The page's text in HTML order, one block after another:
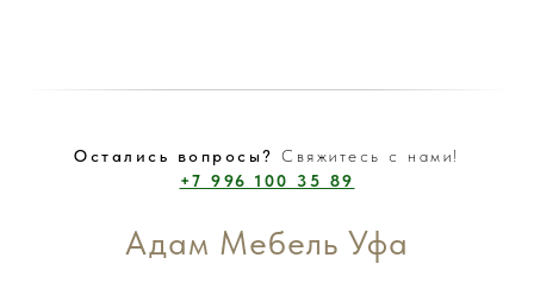
Остались вопросы?Свяжитесь с нами!
+7 996 100 35 89
Адам Мебель Уфа